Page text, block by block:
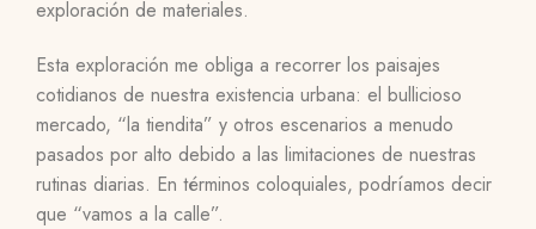
exploración de materiales.
Esta exploración me obliga a recorrer los paisajes
cotidianos de nuestra existencia urbana: el bullicioso
mercado, “la tiendita” y otros escenarios a menudo
pasados por alto debido a las limitaciones de nuestras
rutinas diarias. En términos coloquiales, podríamos decir
que “vamos a la calle”.